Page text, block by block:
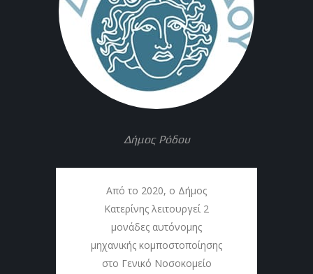
Δήμος Ρόδου
Από το 2020, ο Δήμος
Κατερίνης λειτουργεί 2
μονάδες αυτόνομης
μηχανικής κομποστοποίησης
στο Γενικό Νοσοκομείο